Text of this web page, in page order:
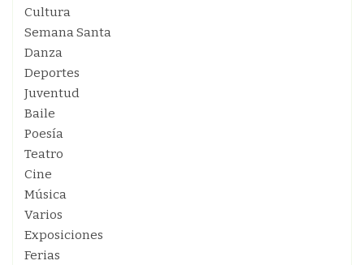
Cultura
Semana Santa
Danza
Deportes
Juventud
Baile
Poesía
Teatro
Cine
Música
Varios
Exposiciones
Ferias